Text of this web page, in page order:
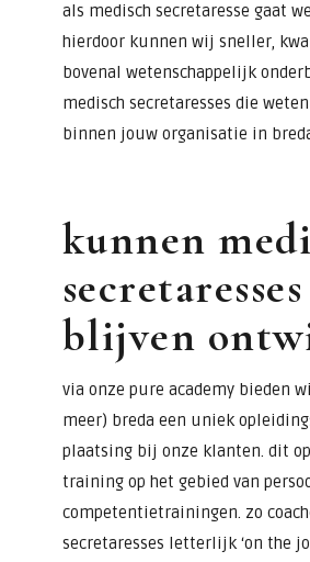
als medisch secretaresse gaat
hierdoor kunnen wij sneller,
bovenal wetenschappelijk
medisch secretaresses die
binnen jouw organisatie in
kunnen
blijven
via onze pure academy bieden
meer) breda een uniek
plaatsing bij onze klanten. dit
training op het gebied van
competentietrainingen. zo
secretaresses letterlijk ‘on the